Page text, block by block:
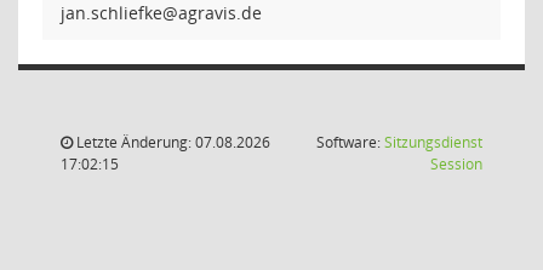
ekfeil
Letzte Änderung: 07.08.2026
17:02:15
Software:Sitzungsdienst
Session(Wird in